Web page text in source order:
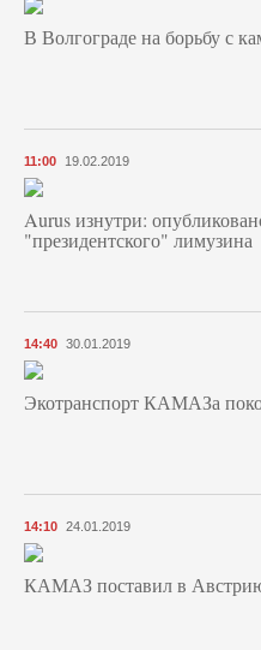
В Волгограде на борьбу с
11:00 19.02.2019
Aurus изнутри:
"президентского" лимузина
14:40 30.01.2019
Экотранспорт КАМАЗа
14:10 24.01.2019
КАМАЗ поставил в